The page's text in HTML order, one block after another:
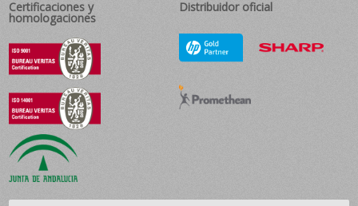
Certificaciones y
homologaciones
Distribuidor oficial